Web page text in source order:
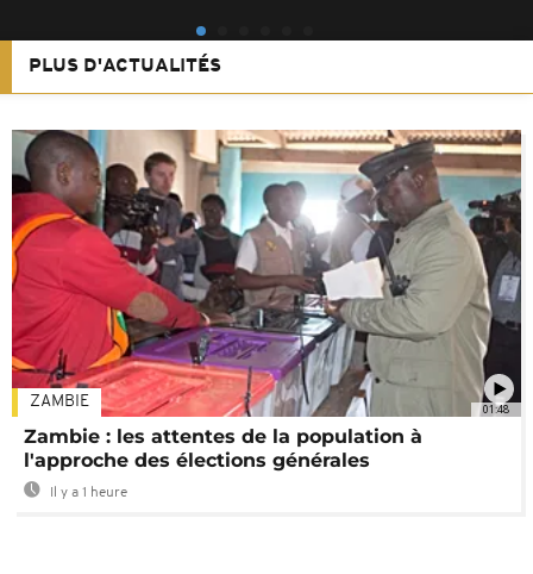
PLUS D'ACTUALITÉS
01:48
ZAMBIE
Zambie : les attentes de la population à
l'approche des élections générales
Il y a 1 heure